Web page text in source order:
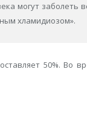
могут
хламидиозом».
50%. Во